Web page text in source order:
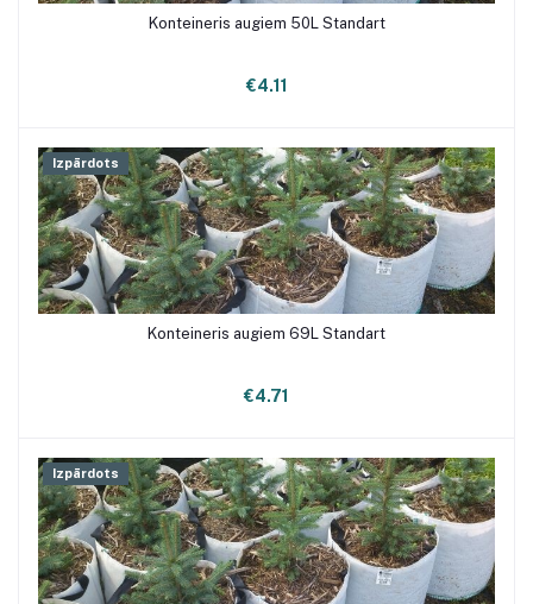
Konteineris augiem 50L Standart
€4.11
Izpārdots
Konteineris augiem 69L Standart
€4.71
Izpārdots